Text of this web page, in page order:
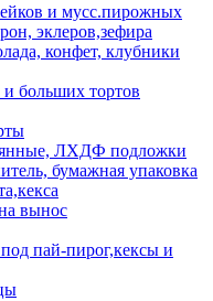
и мусс.пирожных
эклеров,зефира
конфет, клубники
больших тортов
ЛХДФ подложки
бумажная упаковка
вынос
пай-пирог,кексы и